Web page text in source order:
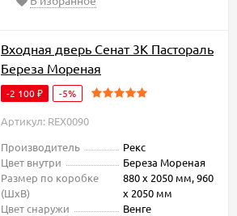
Входная дверь Сенат 3К Пастораль
Береза Мореная
-2 100 ₽ -5%
Артикул: REX0090
Производитель
Рекс
Цвет внутри
Береза Мореная
Размер по коробке
(ШxВ)
880 х 2050 мм, 960
х 2050 мм
Цвет снаружи
Венге